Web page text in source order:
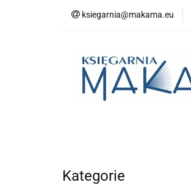
ksiegarnia@makama.eu
Kategorie